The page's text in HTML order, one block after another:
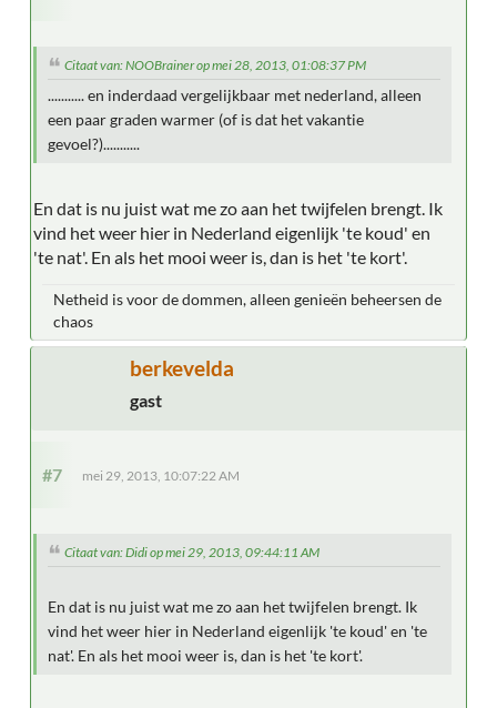
Citaat van: NOOBrainer op mei 28, 2013, 01:08:37 PM
........... en inderdaad vergelijkbaar met nederland, alleen
een paar graden warmer (of is dat het vakantie
gevoel?)...........
En dat is nu juist wat me zo aan het twijfelen brengt. Ik
vind het weer hier in Nederland eigenlijk 'te koud' en
'te nat'. En als het mooi weer is, dan is het 'te kort'.
Netheid is voor de dommen, alleen genieën beheersen de
chaos
berkevelda
gast
#7 mei 29, 2013, 10:07:22 AM
Citaat van: Didi op mei 29, 2013, 09:44:11 AM
En dat is nu juist wat me zo aan het twijfelen brengt. Ik
vind het weer hier in Nederland eigenlijk 'te koud' en 'te
nat'. En als het mooi weer is, dan is het 'te kort'.